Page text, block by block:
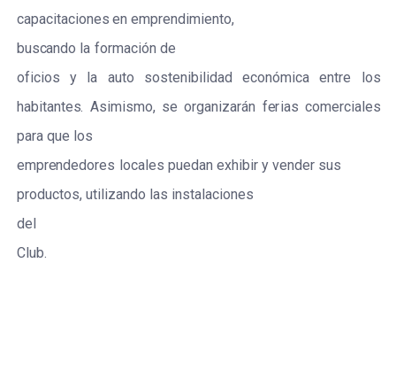
capacitaciones en emprendimiento,
buscando la formación de
oficios y la auto sostenibi idad económica entre
los
habitantes. Asimismo, se organizarán ferias comercial es
para que los
emprendedores locales puedan exhibir y vender sus
productos, uti izando las instal aciones
de
Club.